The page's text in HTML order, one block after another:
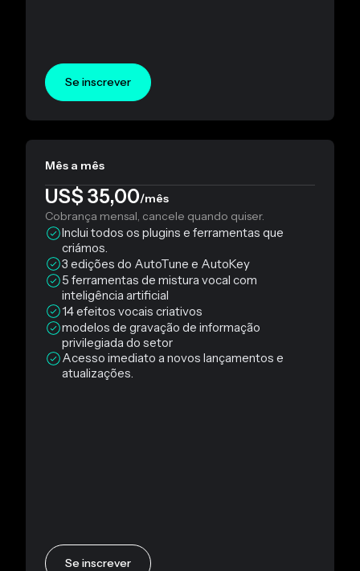
Se inscrever
Mês a mês
US$ 35,00/mês
Cobrança mensal, cancele quando quiser.
Inclui todos os plugins e ferramentas que
criámos.
3 edições do AutoTune e AutoKey
5 ferramentas de mistura vocal com
inteligência artificial
14 efeitos vocais criativos
modelos de gravação de informação
privilegiada do setor
Acesso imediato a novos lançamentos e
atualizações.
Se inscrever